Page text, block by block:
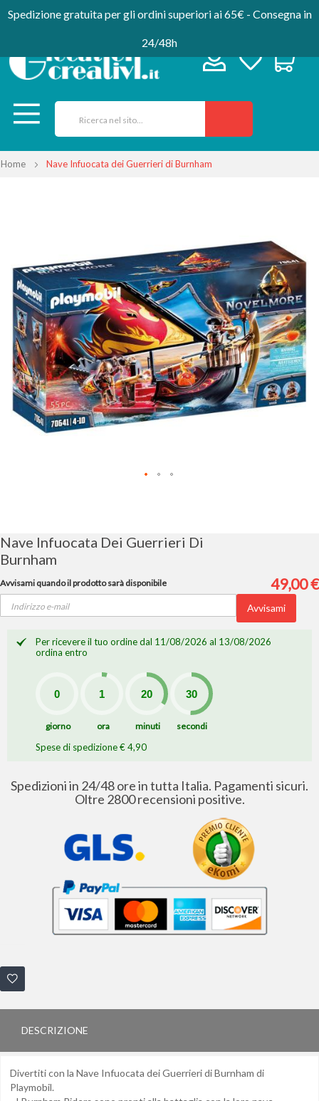
Spedizione gratuita per gli ordini superiori ai 65€ - Consegna in
24/48h
Home Nave Infuocata dei Guerrieri di Burnham
di
immagini
galleria
di
immagini
Nave Infuocata Dei Guerrieri Di
Burnham
49,00 €
Avvisami quando il prodotto sarà disponibile
Avvisami
Per ricevere il tuo ordine dal 11/08/2026 al 13/08/2026
ordina entro
giorno ora minuti secondi
Spese di spedizione € 4,90
Spedizioni in 24/48 ore in tutta Italia. Pagamenti sicuri.
Oltre 2800 recensioni positive.
DESCRIZIONE
Divertiti con la Nave Infuocata dei Guerrieri di Burnham di
Playmobil.